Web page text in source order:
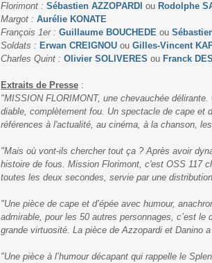
Florimont : Sébastien AZZOPARDI ou Rodolphe
Margot : Aurélie KONATE
François 1er : Guillaume BOUCHEDE ou
Soldats : Erwan CREIGNOU ou Gilles-Vincent
Charles Quint : Olivier SOLIVERES ou Franck
Extraits de Presse :
"MISSION FLORIMONT, une chevauchée
diable, complètement fou. Un spectacle de cape et
références à l'actualité, au cinéma, à la chanson,
"Mais où vont-ils chercher tout ça ? Après avoir
histoire de fous. Mission Florimont, c'est OSS 117
toutes les deux secondes, servie par une
"Une pièce de cape et d’épée avec humour,
admirable, pour les 50 autres personnages, c’est
grande virtuosité. La pièce de Azzopardi et Danino
"Une pièce à l’humour décapant qui rappelle le